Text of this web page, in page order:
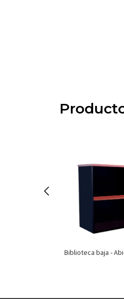
Biblioteca baja -